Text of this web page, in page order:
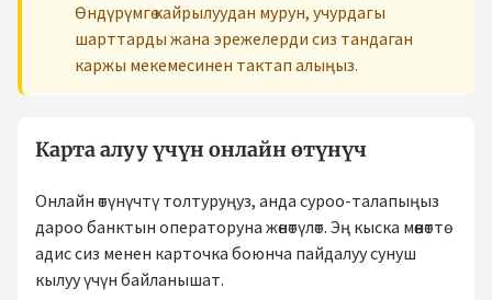
Өндүрүмгө кайрылуудан мурун, учурдагы
шарттарды жана эрежелерди сиз тандаган
каржы мекемесинен тактап алыңыз.
Карта алуу үчүн онлайн өтүнүч
Онлайн өтүнүчтү толтуруңуз, анда суроо-талапыңыз
дароо банктын операторуна жөнөтүлөт. Эң кыска мөөнөттө
адис сиз менен карточка боюнча пайдалуу сунуш
кылуу үчүн байланышат.